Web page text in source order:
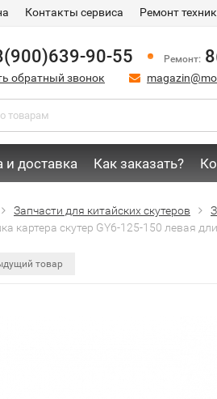
Контакты сервиса Ремонт
90-55 Ремонт:
обратный звонок
и доставка Как заказать?
Запчасти для китайских скутеров
картера скутер GY6-125-150 левая
товар